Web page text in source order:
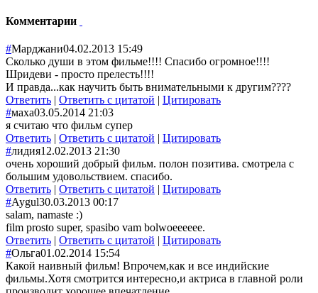
Комментарии
#Марджани04.02.2013 15:49
Сколько души в этом фильме!!!! Спасибо огромное!!!!
Шридеви - просто прелесть!!!!
И правда...как научить быть внимательными к другим????
Ответить | Ответить с цитатой | Цитировать
#маха03.05.2014 21:03
я считаю что фильм супер
Ответить | Ответить с цитатой | Цитировать
#лидия12.02.2013 21:30
очень хороший добрый фильм. полон позитива. смотрела с
большим удовольствием. спасибо.
Ответить | Ответить с цитатой | Цитировать
#Aygul30.03.2013 00:17
salam, namaste :)
film prosto super, spasibo vam bolwoeeeeee.
Ответить | Ответить с цитатой | Цитировать
#Oльга01.02.2014 15:54
Какой наивный фильм! Впрочем,как и все индийские
фильмы.Хотя смотрится интересно,и актриса в главной роли